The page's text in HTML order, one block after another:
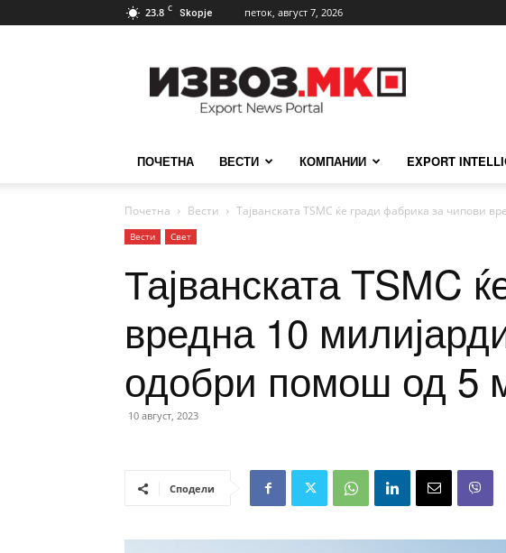
23.8 C Skopje петок, август 7, 2026
ПОЧЕТНА ВЕСТИ КОМПАНИИ EXPORT
Почетна Вести Тајванската TSMC ќе гради фабрика за чипови
Вести Свет
Тајванската TSMC
вредна 10
одобри помош од 5
10 август, 2023
Сподели